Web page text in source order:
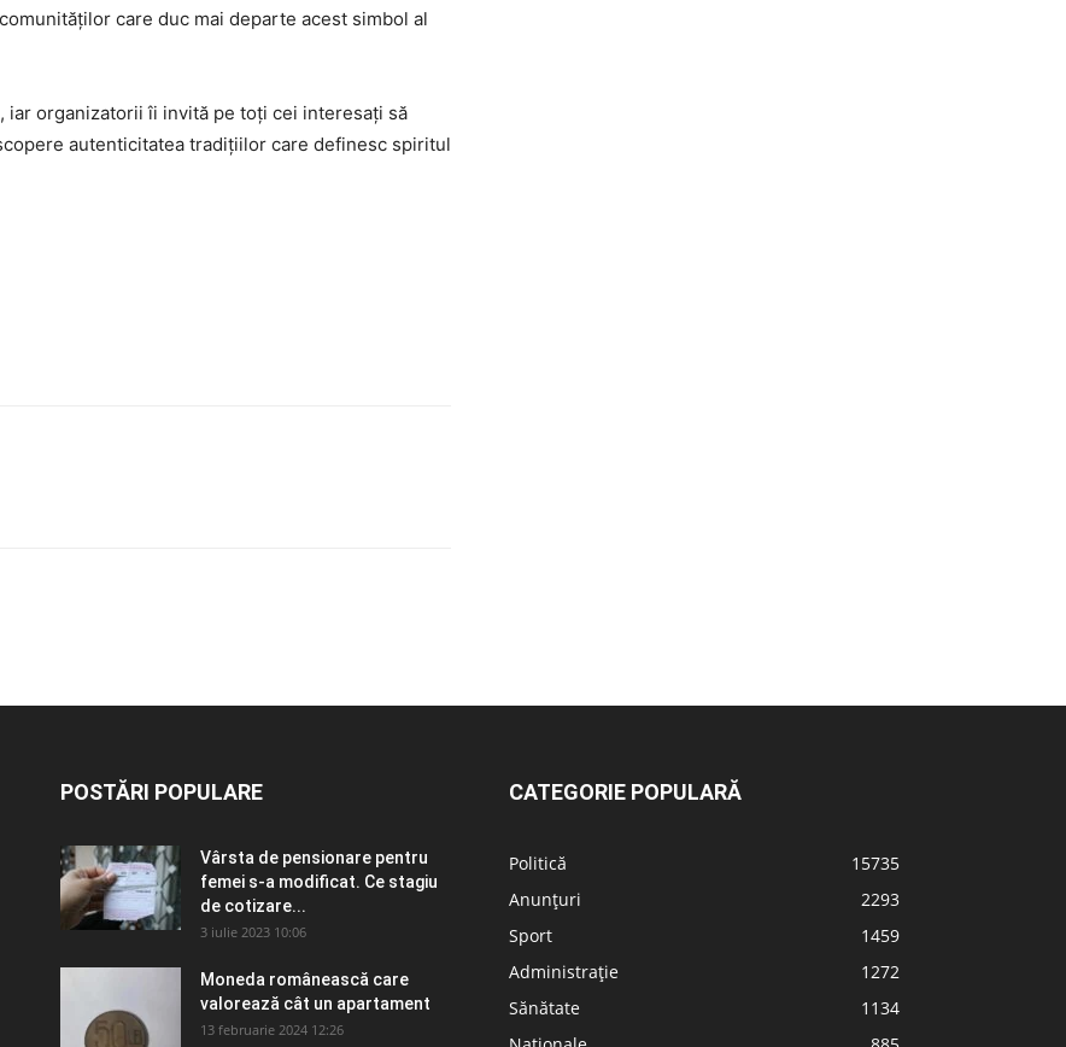
care duc mai departe acest simbol al
organizatorii îi invită pe toți cei interesați să
autenticitatea tradițiilor care definesc spiritul
POSTĂRI POPULARE
Vârsta de pensionare pentru
femei s-a modificat. Ce stagiu
de cotizare...
3 iulie 2023 10:06
Moneda românească care
valorează cât un apartament
13 februarie 2024 12:26
CATEGORIE POPULARĂ
Politică
15735
Anunțuri
2293
Sport
1459
Administrație
1272
Sănătate
1134